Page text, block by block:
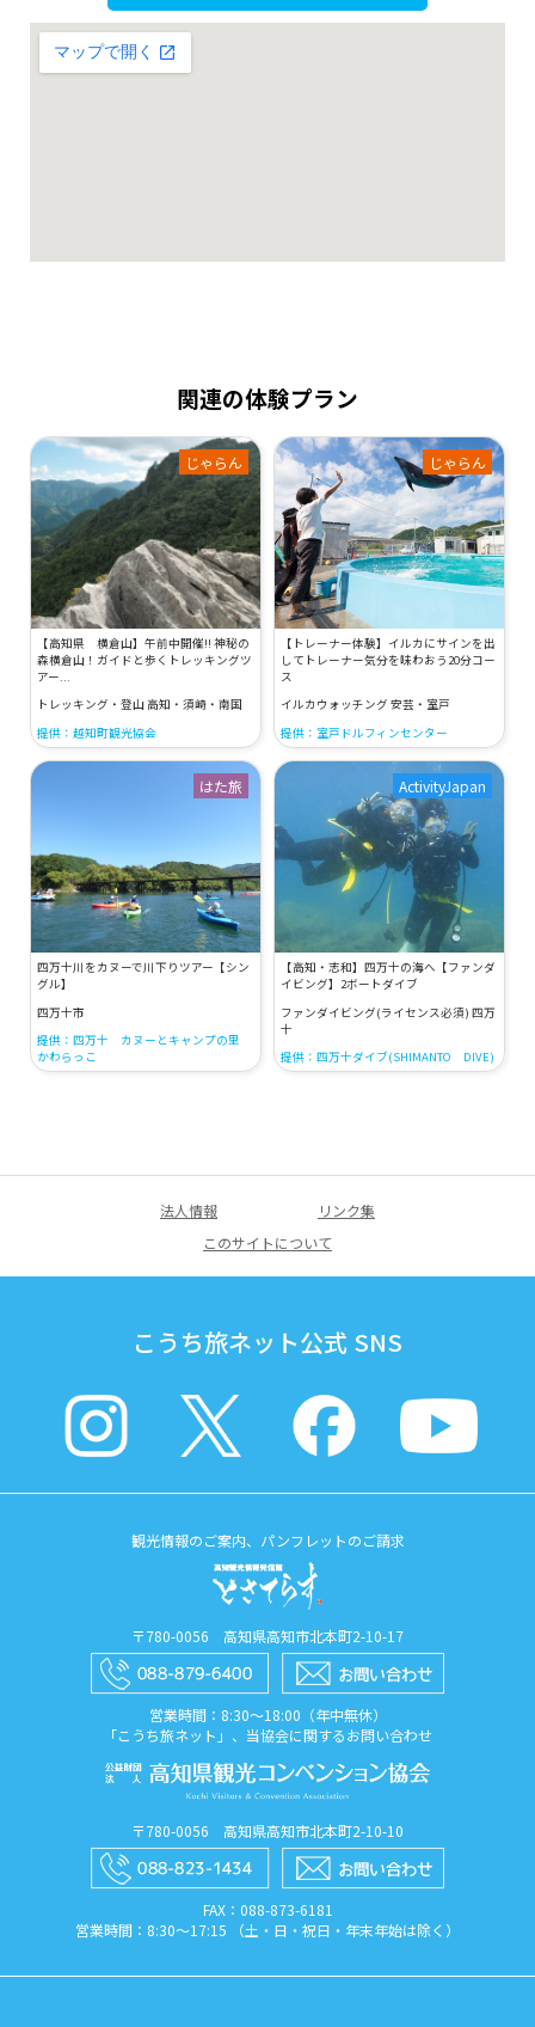
関連の体験プラン
【高知県 横倉山】午前中開催!! 神秘の
森横倉山！ガイドと歩くトレッキングツ
アー...
トレッキング・登山 高知・須崎・南国
提供：越知町観光協会
じゃらん
【トレーナー体験】イルカにサインを出
してトレーナー気分を味わおう20分コー
ス
イルカウォッチング 安芸・室戸
提供：室戸ドルフィンセンター
じゃらん
四万十川をカヌーで川下りツアー【シン
グル】
四万十市
提供：四万十 カヌーとキャンプの里
かわらっこ
はた旅
【高知・志和】四万十の海へ【ファンダ
イビング】2ボートダイブ
ファンダイビング(ライセンス必須) 四万
十
提供：四万十ダイブ(SHIMANTO DIVE)
ActivityJapan
法人情報
リンク集
このサイトについて
こうち旅ネット公式 SNS
観光情報のご案内、パンフレットのご請求
〒780-0056 高知県高知市北本町2-10-17
営業時間：8:30〜18:00（年中無休）
「こうち旅ネット」、当協会に関するお問い合わせ
〒780-0056 高知県高知市北本町2-10-10
FAX：088​-873​-6181
営業時間：8:30〜17:15 （土・日・祝日・年末年始は除く）